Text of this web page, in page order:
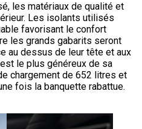
les matériaux de qualité et
Les isolants utilisés
favorisant le confort
les grands gabarits seront
au dessus de leur tête et aux
le plus généreux de sa
chargement de 652 litres et
fois la banquette rabattue.